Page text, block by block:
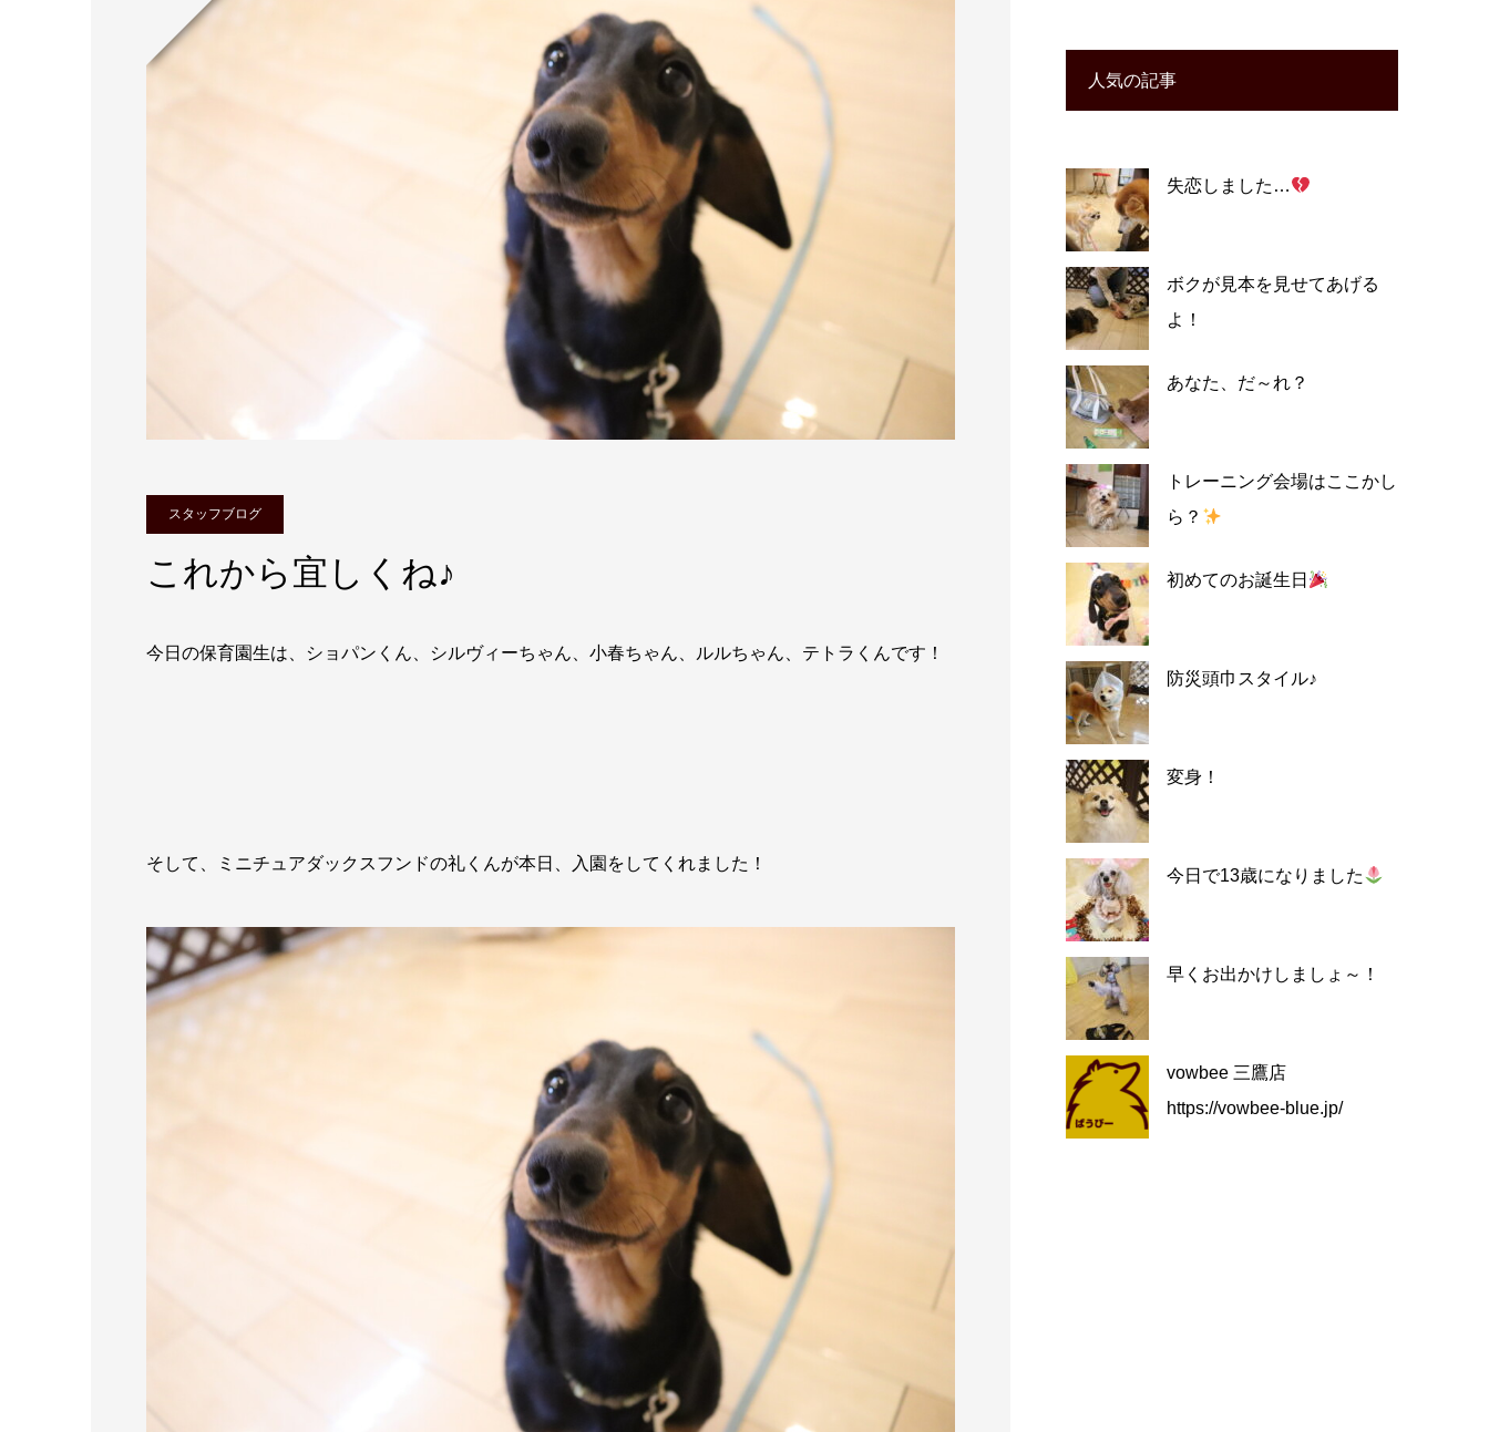
スタッフブログ
これから宜しくね♪
今日の保育園生は、ショパンくん、シルヴィーちゃん、小春ちゃん、ルルちゃん、テトラくんです！
そして、ミニチュアダックスフンドの礼くんが本日、入園をしてくれました！
人気の記事
失恋しました…
ボクが見本を見せてあげる
よ！
あなた、だ～れ？
トレーニング会場はここかし
ら？
初めてのお誕生日
防災頭巾スタイル♪
変身！
今日で13歳になりました
早くお出かけしましょ～！
vowbee 三鷹店
https://vowbee-blue.jp/